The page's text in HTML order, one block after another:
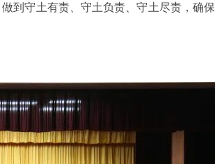
到守土有责、守土负责、守土尽责，确保